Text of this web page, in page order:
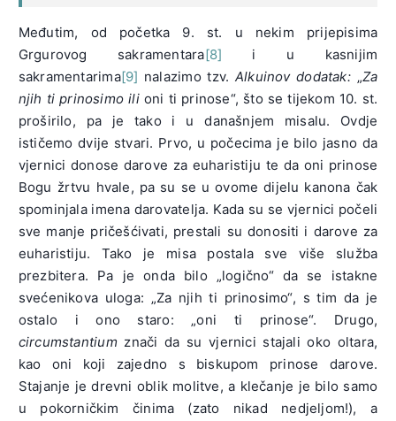
Međutim, od početka 9. st. u nekim prijepisima
Grgurovog sakramentara[8] i u kasnijim
sakramentarima[9] nalazimo tzv. Alkuinov dodatak:„Za
njih ti prinosimo ilioni ti prinose“, što se tijekom 10. st.
proširilo, pa je tako i u današnjem misalu. Ovdje
ističemo dvije stvari. Prvo, u počecima je bilo jasno da
vjernici donose darove za euharistiju te da oni prinose
Bogu žrtvu hvale, pa su se u ovome dijelu kanona čak
spominjala imena darovatelja. Kada su se vjernici počeli
sve manje pričešćivati, prestali su donositi i darove za
euharistiju. Tako je misa postala sve više služba
prezbitera. Pa je onda bilo „logično“ da se istakne
svećenikova uloga: „Za njih ti prinosimo“, s tim da je
ostalo i ono staro: „oni ti prinose“. Drugo,
circumstantiumznači da su vjernici stajali oko oltara,
kao oni koji zajedno s biskupom prinose darove.
Stajanje je drevni oblik molitve, a klečanje je bilo samo
u pokorničkim činima (zato nikad nedjeljom!), a